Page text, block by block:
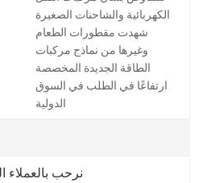
الكهربائية والشاحنات الصغيرة
شهدت مقطورات الطعام
وغيرها من نماذج مركبات
الطاقة الجديدة المخصصة
ارتفاعًا في الطلب في السوق
الدولية
نرحب بالعملاء